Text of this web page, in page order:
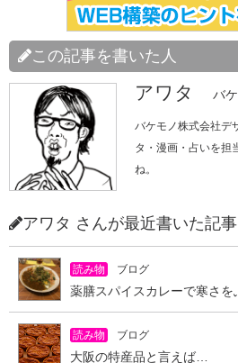
この記事を書いた人
アワタ バ
バケモノ株式会社デ
タ・漫画・占いを担
ね。
アワタ さんが最近書いた記
読み物 ブログ
読み物 ブログ
大阪の特産品と言えば…